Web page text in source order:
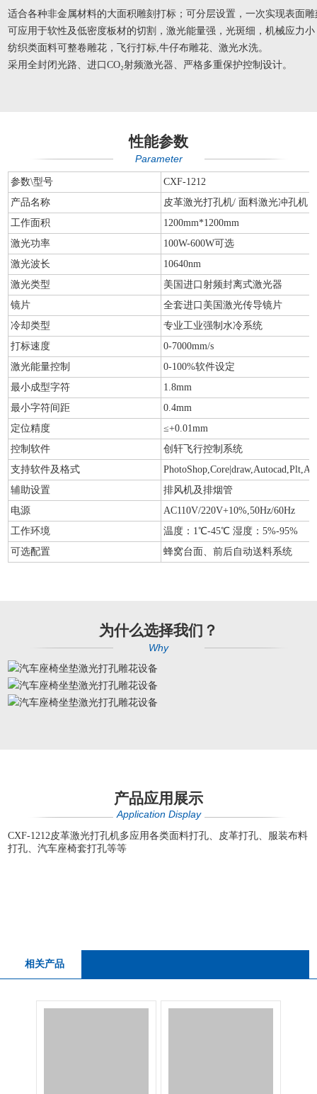
适合各种非金属材料的大面积雕刻打标；可分层设置，一次实现表面
可应用于软性及低密度板材的切割，激光能量强，光斑细，机械应力
纺织类面料可整卷雕花，飞行打标,牛仔布雕花、激光水洗。
采用全封闭光路、进口CO₂射频激光器、严格多重保护控制设计。
性能参数
Parameter
参数\型号
CXF-1212
产品名称
皮革激光打孔机/ 面料激光冲孔机
工作面积
1200mm*1200mm
激光功率
100W-600W可选
激光波长
10640nm
激光类型
美国进口射频封离式激光器
镜片
全套进口美国激光传导镜片
冷却类型
专业工业强制水冷系统
打标速度
0-7000mm/s
激光能量控制
0-100%软件设定
最小成型字符
1.8mm
最小字符间距
0.4mm
定位精度
≤+0.01mm
控制软件
创轩飞行控制系统
支持软件及格式
辅助设置
排风机及排烟管
电源
AC110V/220V+10%,50Hz/60Hz
工作环境
温度：1℃-45℃ 湿度：5%-95%
可选配置
蜂窝台面、前后自动送料系统
为什么选择我们？
Why
产品应用展示
Application Display
CXF-1212皮革激光打孔机多应用各类面料打孔、皮革打孔、服装布料
打孔、汽车座椅套打孔等等
相关产品